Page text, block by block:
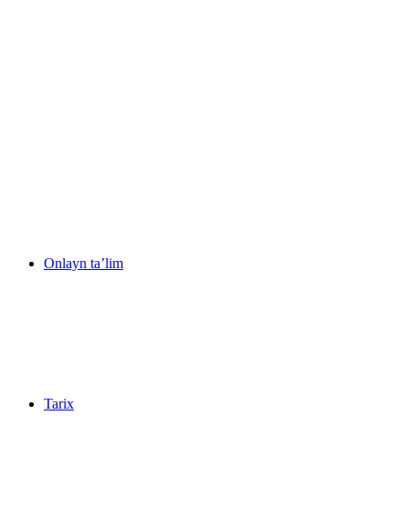
Onlayn ta’lim
Tarix